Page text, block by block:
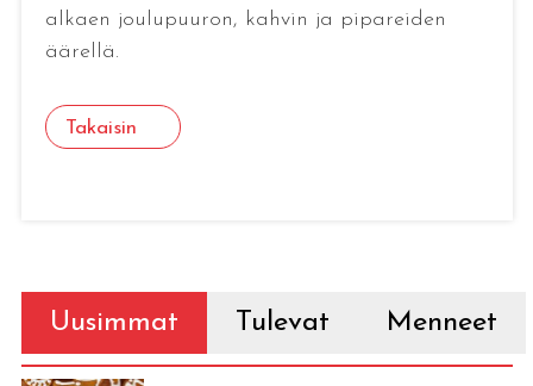
alkaen joulupuuron, kahvin ja pipareiden
äärellä.
Takaisin
Uusimmat Tulevat Menneet